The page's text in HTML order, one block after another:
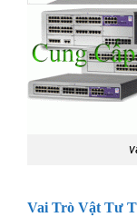
Vai Trò Vật Tư